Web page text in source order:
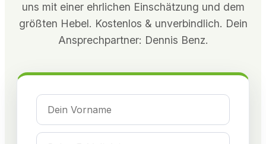
uns mit einer ehrlichen Einschätzung und dem
größten Hebel. Kostenlos & unverbindlich. Dein
Ansprechpartner: Dennis Benz.